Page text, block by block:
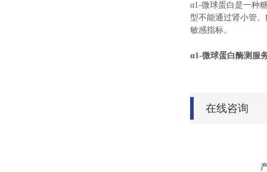
α1-微球蛋白是一种
型不能通过肾小管
敏感指标。
α1-微球蛋白酶测服
在线咨询